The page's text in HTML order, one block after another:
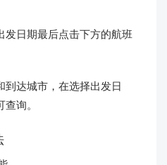
发日期最后点击下方的航班
到达城市，在选择出发日
询。